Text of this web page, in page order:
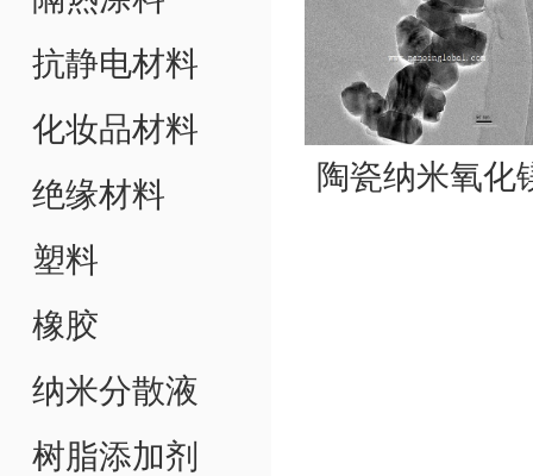
抗静电材料
化妆品材料
绝缘材料
塑料
橡胶
纳米分散液
树脂添加剂
陶瓷纳米氧化